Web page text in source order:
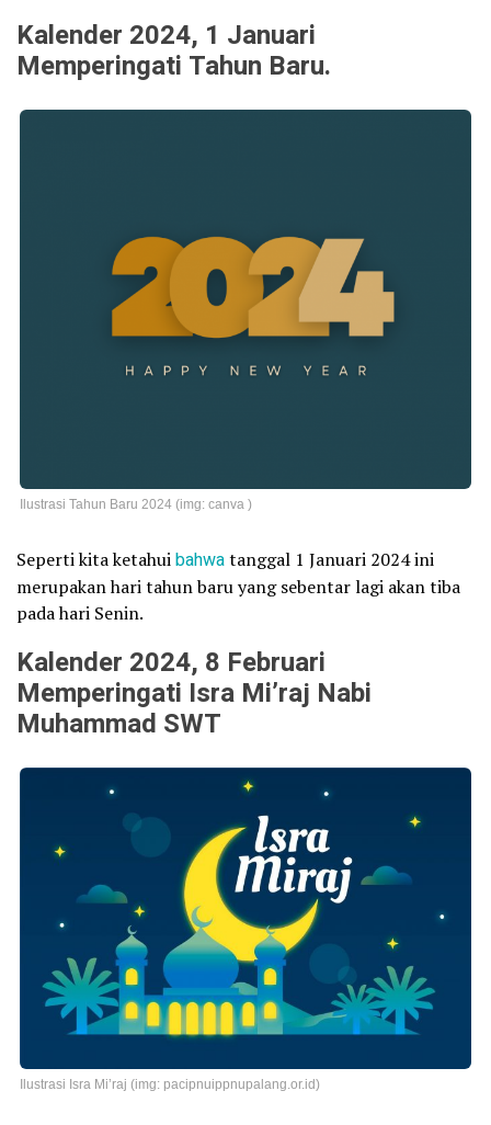
Kalender 2024, 1 Januari
Memperingati Tahun Baru.
Ilustrasi Tahun Baru 2024 (img: canva )
Seperti kita ketahuibahwatanggal 1 Januari 2024 ini
merupakan hari tahun baru yang sebentar lagi akan tiba
pada hari Senin.
Kalender 2024, 8 Februari
Memperingati Isra Mi’raj Nabi
Muhammad SWT
Ilustrasi Isra Mi’raj (img: pacipnuippnupalang.or.id)